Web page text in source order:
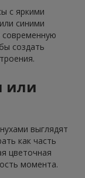
с яркими
синими
современную
создать
или
выглядят
как часть
цветочная
момента.